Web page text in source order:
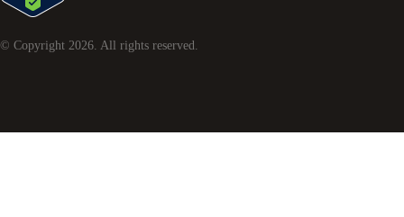
© Copyright 2026 . All rights reserved.